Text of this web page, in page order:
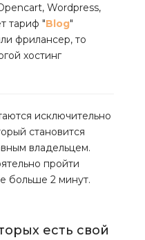
Wordpress,
тариф "Blog"
фрилансер, то
хостинг
исключительно
становится
владельцем.
пройти
больше 2 минут.
есть свой